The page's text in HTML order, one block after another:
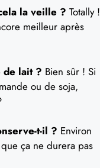
la veille ? Totally !
meilleur après
de lait ? Bien sûr ! Si
ou de soja,
t-il ? Environ
ça ne durera pas